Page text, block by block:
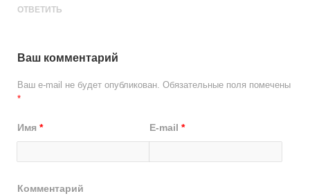
ОТВЕТИТЬ
Ваш комментарий
Ваш e-mail не будет опубликован. Обязательные поля помечены
*
Имя * E-mail*
Комментарий